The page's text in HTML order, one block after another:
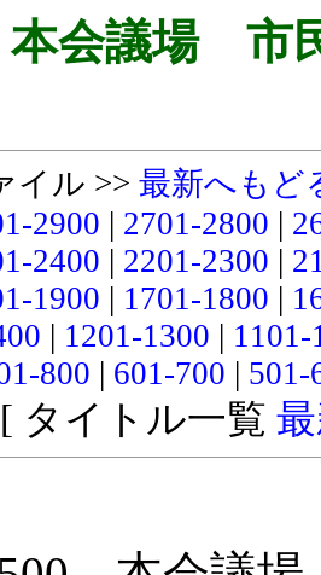
会議場 市
イル >> 最新へもど
2900 | 2701-2800 |
2400 | 2201-2300 |
1900 | 1701-1800 |
| 1201-1300 |
800 | 601-700 |
タイトル一覧